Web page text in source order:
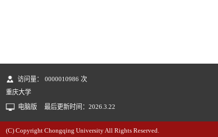
访问量： 0000010986 次
重庆大学
电脑版
最后更新时间： 2026 3 22
(C) Copyright Chongqing University All Rights Reserved.